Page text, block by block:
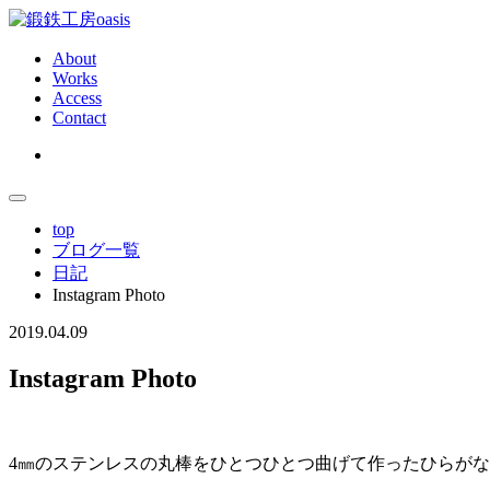
About
Works
Access
Contact
top
ブログ一覧
日記
Instagram Photo
Instagram
Photo
2019.04.09
Instagram Photo
4㎜のステンレスの丸棒をひとつひとつ曲げて作ったひらがな